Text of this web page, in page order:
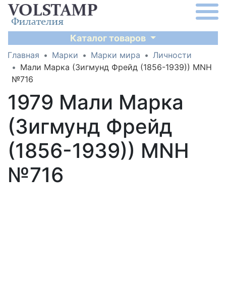
Каталог товаров
Главная Марки Марки мира
Личности
Мали Марка (Зигмунд Фрейд (1856-1939)) MNH
№716
1979 Мали Марка
(Зигмунд Фрейд
(1856-1939)) MNH
№716